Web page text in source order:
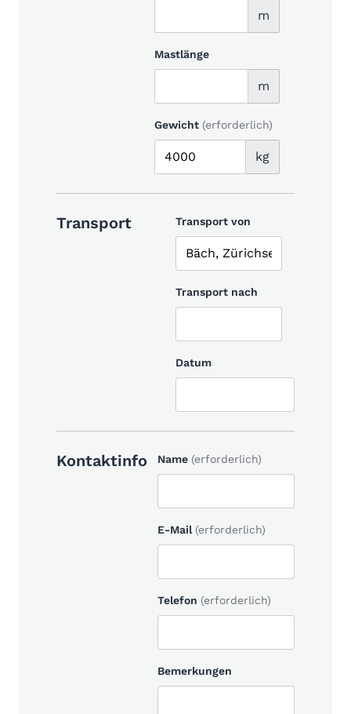
m
Mastlänge
m
Gewicht (erforderlich)
kg
Transport Transport von
Transport nach
Datum
Kontaktinfo Name (erforderlich)
E-Mail (erforderlich)
Telefon (erforderlich)
Bemerkungen